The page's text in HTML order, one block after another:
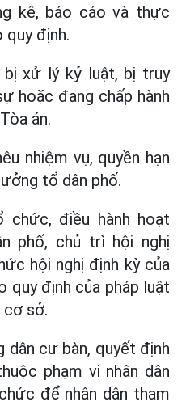
kê, báo cáo và thực
quy định.
bị xử lý kỷ luật, bị truy
hoặc đang chấp hành
án.
nhiệm vụ, quyền hạn
tổ dân phố.
điều hành hoạt
phố, chủ trì hội nghị
hội nghị định kỳ của
quy định của pháp luật
cơ sở.
cư bàn, quyết định
phạm vi nhân dân
để nhân dân tham